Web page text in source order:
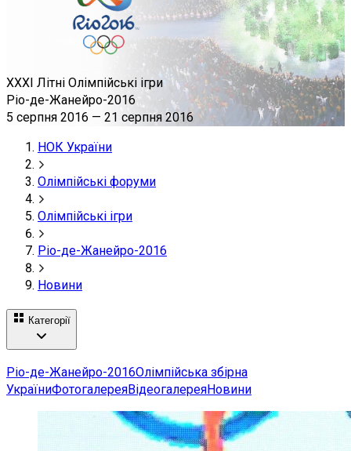
XXXI Літні Олімпійські ігри
Ріо-де-Жанейро-2016
5 серпня 2016 — 21 серпня 2016
НОК України
Олімпійські форуми
Олімпійські ігри
Ріо-де-Жанейро-2016
Новини
Категорії
Ріо-де-Жанейро-2016Олімпійська збірна
УкраїниФотогалереяВідеогалереяНовини